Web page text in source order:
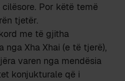
Por këtë temë
tjetër.
me të gjitha
nga Xha Xhai (e të tjerë),
varen nga mendësia
konjukturale që i